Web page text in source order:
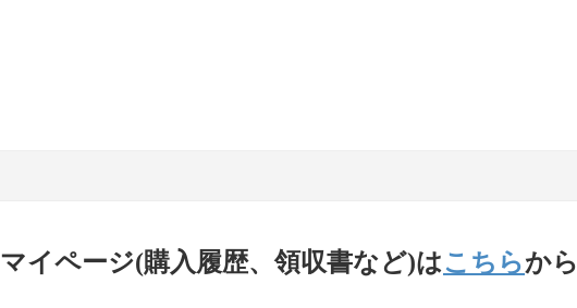
マイページ(購入履歴、領収書など)はこちらから